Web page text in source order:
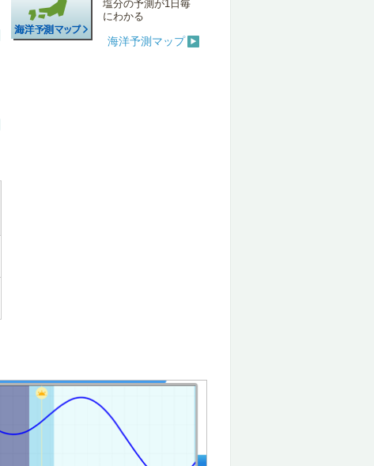
塩分の予測が1日毎
にわかる
海洋予測マップ